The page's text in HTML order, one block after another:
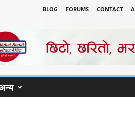
BLOG FORUMS CONTACT